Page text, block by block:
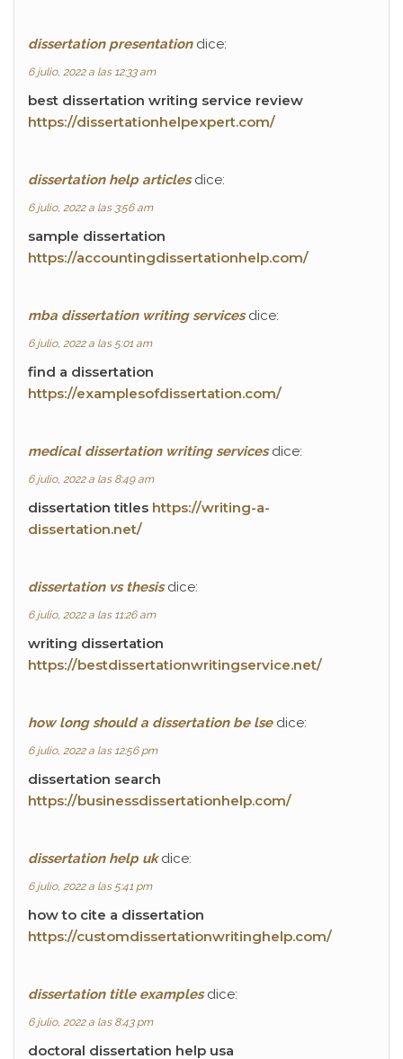
dissertation presentation dice:
6 julio, 2022 a las 12:33 am
best dissertation writing service review
https://dissertationhelpexpert.com/
dissertation help articles dice:
6 julio, 2022 a las 3:56 am
sample dissertation
https://accountingdissertationhelp.com/
mba dissertation writing services dice:
6 julio, 2022 a las 5:01 am
find a dissertation
https://examplesofdissertation.com/
medical dissertation writing services dice:
6 julio, 2022 a las 8:49 am
dissertation titles https://writing-a-
dissertation.net/
dissertation vs thesis dice:
6 julio, 2022 a las 11:26 am
writing dissertation
https://bestdissertationwritingservice.net/
how long should a dissertation be lse dice:
6 julio, 2022 a las 12:56 pm
dissertation search
https://businessdissertationhelp.com/
dissertation help uk dice:
6 julio, 2022 a las 5:41 pm
how to cite a dissertation
https://customdissertationwritinghelp.com/
dissertation title examples dice:
6 julio, 2022 a las 8:43 pm
doctoral dissertation help usa